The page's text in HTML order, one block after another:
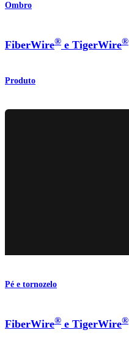
Ombro
FiberWire® e TigerWire®
Produto
Pé e tornozelo
FiberWire® e TigerWire®